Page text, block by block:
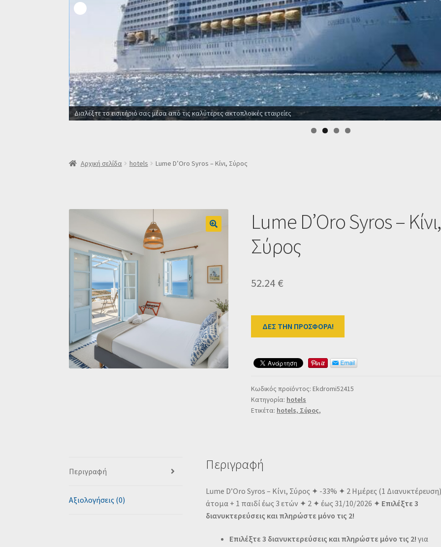
Οι καλύτερες προσφορές σε ξενοδοχεία για όλο το χρόνο
Αρχική σελίδα hotels Lume D’Oro Syros – Κίνι, Σύρος
Lume D’Oro Syros – Κίνι,
Σύρος
52.24 €
ΔΕΣ ΤΗΝ ΠΡΟΣΦΟΡΑ!
Κωδικός προϊόντος:Ekdromi52415
Κατηγορία: hotels
Ετικέτα: hotels, Σύρος,
Περιγραφή
Αξιολογήσεις (0)
Περιγραφή
Lume D’Oro Syros – Κίνι, Σύρος ✦ -33% ✦ 2 Ημέρες (1
άτομα + 1 παιδί έως 3 ετών ✦ 2 ✦ έως 31/10/2026 ✦ Επιλέξτε 3
διανυκτερεύσεις και πληρώστε μόνο τις 2!
Επιλέξτε 3 διανυκτερεύσεις και πληρώστε μόνο τις 2! για